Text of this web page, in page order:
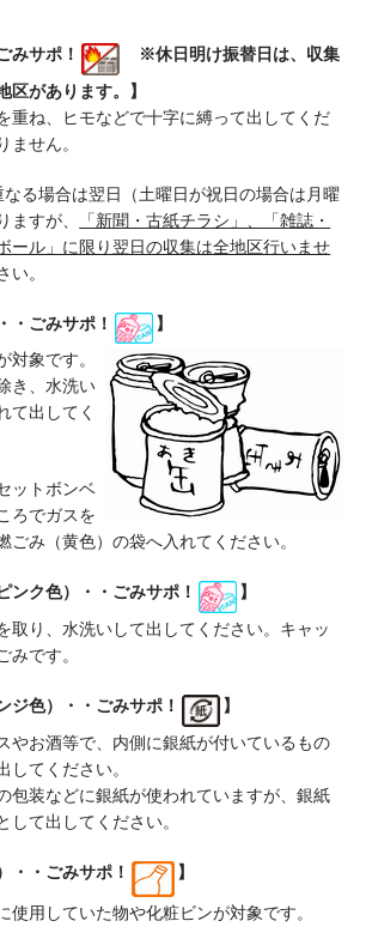
みサポ！
※休日明け振替日は、収集
区があります。】
重ね、ヒモなどで十字に縛って出してくだ
ません。
る場合は翌日（土曜日が祝日の場合は月曜
ますが、
「新聞・古紙チラシ」、「雑誌・
ール」に限り翌日の収集は全地区行いませ
い。
・ごみサポ！
】
対象です。
き、水洗い
て出してく
ットボンベ
ろでガスを
ごみ（黄色）の袋へ入れてください。
ンク色）・・ごみサポ！
】
取り、水洗いして出してください。キャッ
みです。
ジ色）・・ごみサポ！
】
やお酒等で、内側に銀紙が付いているもの
してください。
包装などに銀紙が使われていますが、銀紙
して出してください。
・・ごみサポ！ 】
使用していた物や化粧ビンが対象です。